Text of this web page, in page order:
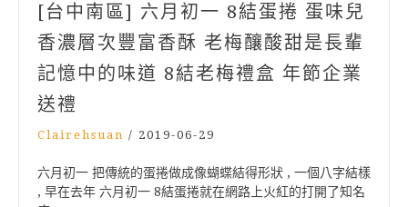
[台中南區] 六月初一 8結蛋捲 蛋味兒
香濃層次豐富香酥 老梅釀酸甜是長輩
記憶中的味道 8結老梅禮盒 年節企業
送禮
Clairehsuan / 2019-06-29
六月初一 把傳統的蛋捲做成像蝴蝶結得形狀 , 一個八字結樣
, 早在去年 六月初一 8結蛋捲就在網路上火紅的打開了知名